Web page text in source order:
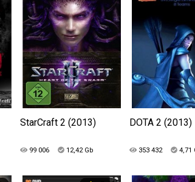
StarCraft 2 (2013)
99 006 12,42 Gb
DOTA 2 (2013)
353 432 4,71